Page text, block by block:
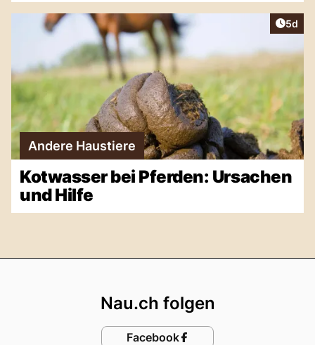
5d
Andere Haustiere
Kotwasser bei Pferden: Ursachen
und Hilfe
Nau.ch folgen
Facebook